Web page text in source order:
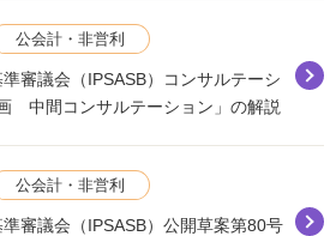
公会計・非営利
準審議会（IPSASB）コンサルテーシ
中間コンサルテーション」の解説
公会計・非営利
準審議会（IPSASB）公開草案第80号